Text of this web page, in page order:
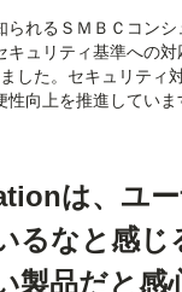
れるＳＭＢＣコン
ュリティ基準への
ました。セキュリティ
性向上を推進していま
は、ユ
るなと感
製品だと